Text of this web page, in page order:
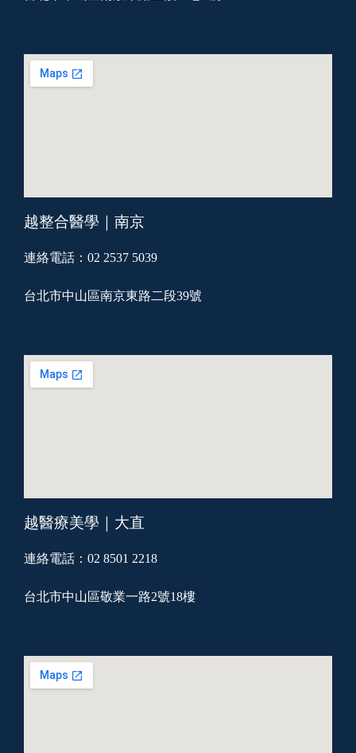
越整合醫學｜南京
連絡電話：02 2537 5039
台北市中山區南京東路二段39號
越醫療美學｜大直
連絡電話：02 8501 2218
台北市中山區敬業一路2號18樓